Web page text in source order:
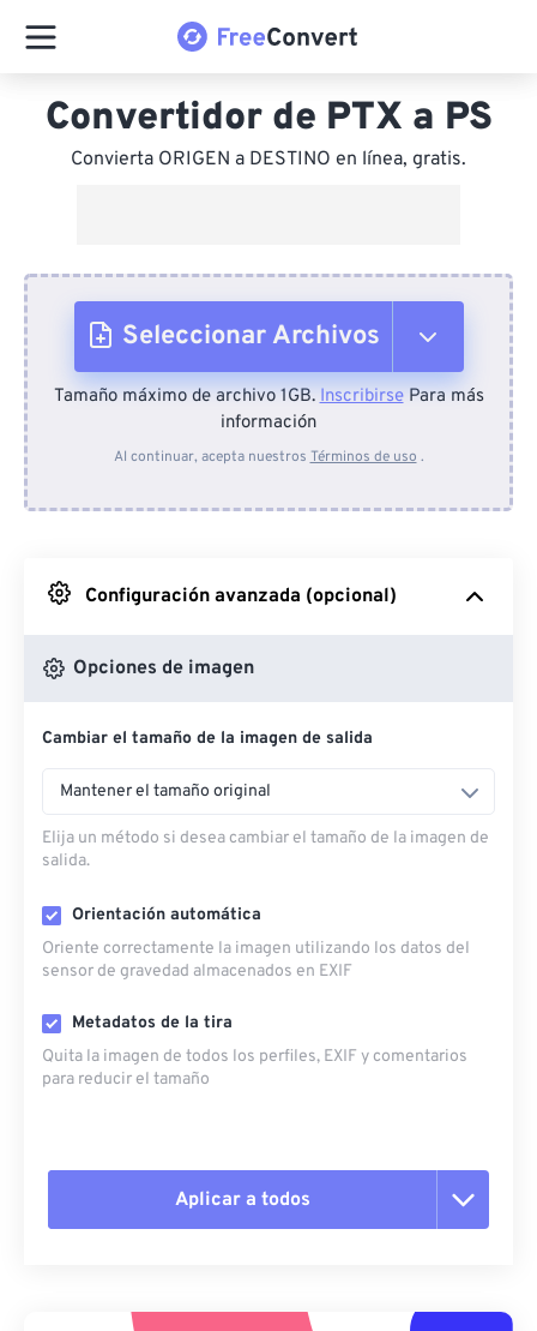
Convertidor de PTX a PS
Convierta ORIGEN a DESTINO en línea, gratis.
Seleccionar Archivos
Desde el dispositivo
Desde Google Drive
Desde OneDrive
Desde URL
Tamaño máximo de archivo 1GB.InscribirsePara más
información
Al continuar, acepta nuestros Términos de uso .
Configuración avanzada (opcional)
Opciones de imagen
Cambiar el tamaño de la imagen de salida
Mantener el tamaño original
Elija un método si desea cambiar el tamaño de la imagen de
salida.
Orientación automática
Oriente correctamente la imagen utilizando los datos del
sensor de gravedad almacenados en EXIF
Metadatos de la tira
Quita la imagen de todos los perfiles, EXIF ​​y comentarios
para reducir el tamaño
Aplicar a todos
Aplicar desde el ajuste preestablecido